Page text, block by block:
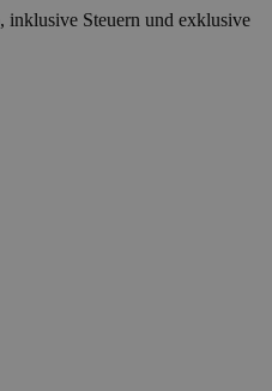
inklusive Steuern und exklusive